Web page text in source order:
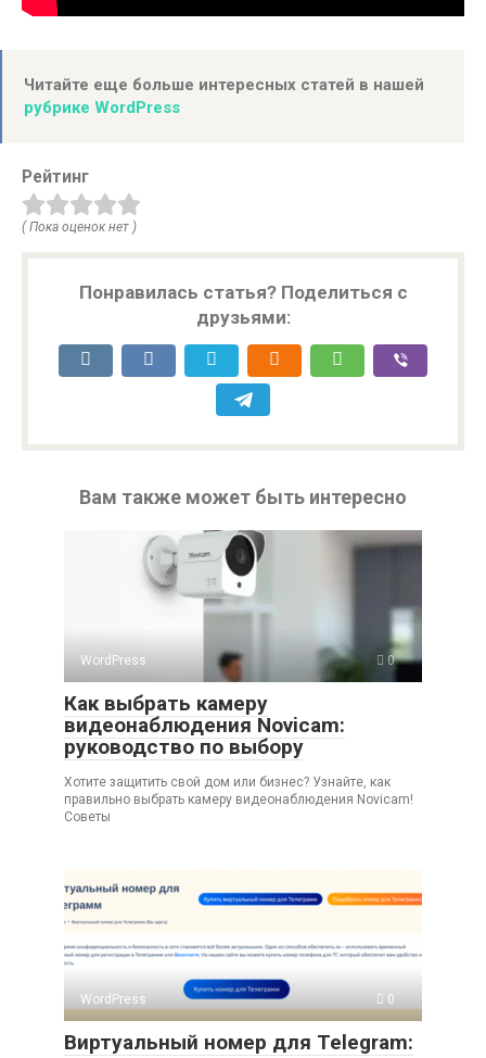
Читайте еще больше интересных статей в нашей
рубрике WordPress
Рейтинг
( Пока оценок нет )
Понравилась статья? Поделиться с
друзьями:
Вам также может быть интересно
WordPress 0
Как выбрать камеру
видеонаблюдения Novicam:
руководство по выбору
Хотите защитить свой дом или бизнес? Узнайте, как
правильно выбрать камеру видеонаблюдения Novicam!
Советы
WordPress 0
Виртуальный номер для Telegram: